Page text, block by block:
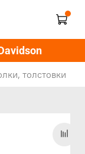
толстовки